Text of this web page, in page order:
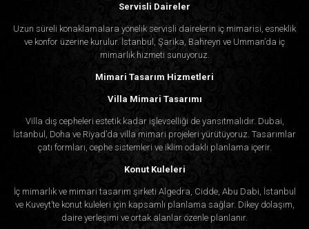
Servisli Daireler
Uzun süreli konaklamalara yönelik servisli dairelerin iç mimarisi, esneklik
ve konfor üzerine kurulur. İstanbul, Şarika, Bahreyn ve Umman’da iç
mimarlık hizmeti sunuyoruz.
Mimari Tasarım Hizmetleri
Villa Mimari Tasarımı
Villa dış cepheleri estetik kadar işlevselliği de yansıtmalıdır. Dubai,
İstanbul, Doha ve Riyad’da villa mimari projeleri yürütüyoruz. Tasarımlar
çatı formları, cephe sistemleri ve iklim odaklı planlama içerir.
Konut Kuleleri
İç mimarlık ve mimari tasarım şirketi Algedra, Cidde, Abu Dabi, İstanbul
ve Kuveyt’te konut kuleleri için kapsamlı planlama sağlar. Dikey dolaşım,
daire yerleşimi ve ortak alanlar özenle planlanır.